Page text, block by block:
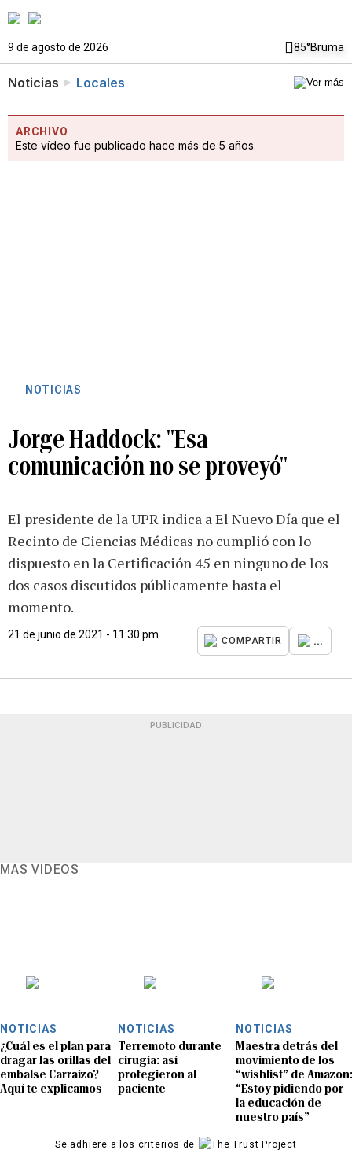
9 de agosto de 2026 85°Bruma
Noticias Locales
ARCHIVO
Este vídeo fue publicado hace más de 5 años.
NOTICIAS
Jorge Haddock: "Esa
comunicación no se proveyó"
El presidente de la UPR indica a El Nuevo Día que el
Recinto de Ciencias Médicas no cumplió con lo
dispuesto en la Certificación 45 en ninguno de los
dos casos discutidos públicamente hasta el
momento.
21 de junio de 2021 - 11:30 pm
COMPARTIR ...
PUBLICIDAD
MÁS VIDEOS
NOTICIAS
¿Cuál es el plan para
dragar las orillas del
embalse Carraízo?
Aquí te explicamos
NOTICIAS
Terremoto durante
cirugía: así
protegieron al
paciente
NOTICIAS
Maestra detrás del
movimiento de los
“wishlist” de Amazon:
“Estoy pidiendo por
la educación de
nuestro país”
Se adhiere a los criterios de